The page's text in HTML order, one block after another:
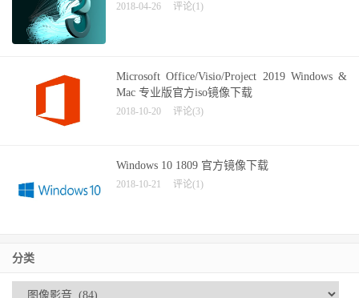
2018-04-26 评论(1)
Microsoft Office/Visio/Project 2019 Windows &
Mac 专业版官方iso镜像下载
2018-10-20 评论(3)
Windows 10 1809 官方镜像下载
2018-10-21 评论(1)
分类